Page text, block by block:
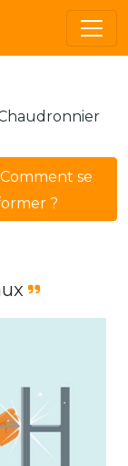
Comment se
?